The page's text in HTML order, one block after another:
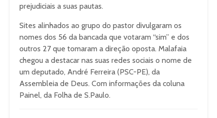
prejudiciais a suas pautas.
Sites alinhados ao grupo do pastor divulgaram os
nomes dos 56 da bancada que votaram “sim” e dos
outros 27 que tomaram a direção oposta. Malafaia
chegou a destacar nas suas redes sociais o nome de
um deputado, André Ferreira (PSC-PE), da
Assembleia de Deus. Com informações da coluna
Painel, da Folha de S.Paulo.